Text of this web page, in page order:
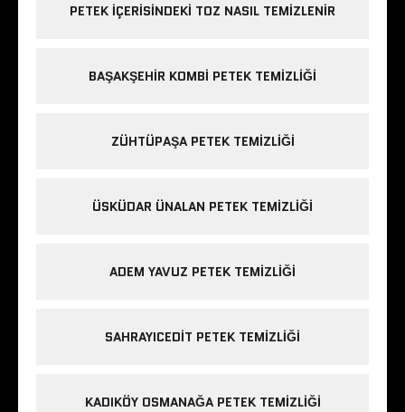
PETEK IÇERISINDEKI TOZ NASIL TEMIZLENIR
BAŞAKŞEHIR KOMBI PETEK TEMIZLIĞI
ZÜHTÜPAŞA PETEK TEMIZLIĞI
ÜSKÜDAR ÜNALAN PETEK TEMIZLIĞI
ADEM YAVUZ PETEK TEMIZLIĞI
SAHRAYICEDIT PETEK TEMIZLIĞI
KADIKÖY OSMANAĞA PETEK TEMIZLIĞI